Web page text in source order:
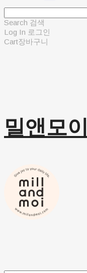
Search 검색
Log In 로그인
Cart장바구니
밀앤모이